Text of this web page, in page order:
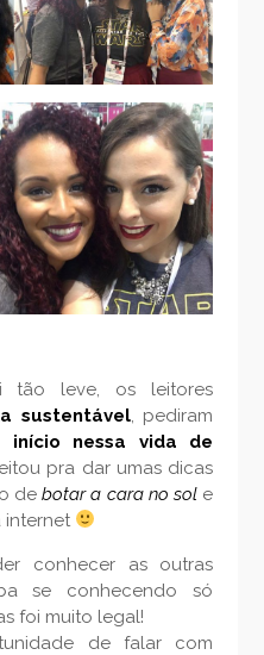
tão leve, os leitores
sustentável, pediram
início nessa vida de
pra dar umas dicas
debotar a cara no sol e
internet
conhecer as outras
se conhecendo só
foi muito legal!
de falar com